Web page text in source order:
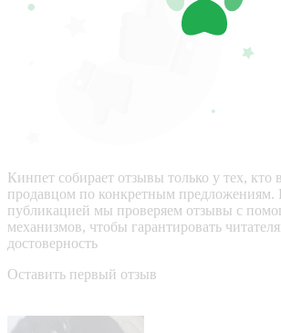
Кинпет собирает отзывы только у тех, кто
продавцом по конкретным предложениям.
публикацией мы проверяем отзывы с
механизмов, чтобы гарантировать
достоверность
Оставить первый отзыв